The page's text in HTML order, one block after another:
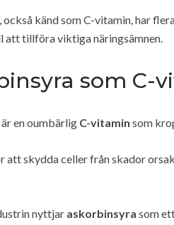
känd som C-vitamin, har
att tillföra viktiga näringsämnen.
som C-
en oumbärlig C-vitamin som
att skydda celler från skador
nyttjar askorbinsyra som